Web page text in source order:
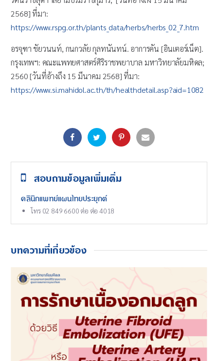
2568] ที่มา:
https://www.rspg.or.th/plants_data/herbs/herbs_02_7.htm
อรจุฑา ชัยวนนท์, กนกวลัย กุลทนันทน์. อาการคัน [อินเตอร์เน็ต].
กรุงเทพฯ: คณะแพทยศาสตร์ศิริราชพยาบาล มหาวิทยาลัยมหิดล;
2560 [วันที่อ้างถึง 15 มีนาคม 2568] ที่มา:
https://www.si.mahidol.ac.th/th/healthdetail.asp?aid=1082
สอบถามข้อมูลเพิ่มเติ่ม
คลินิกแพทย์แผนไทยประยุกต์
โทร 02 849 6600 ต่อ ต่อ 4018
บทความที่เกี่ยวข้อง